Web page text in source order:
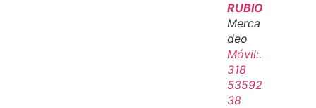
RUBIO
Merca
deo
Móvil:.
318
53592
38